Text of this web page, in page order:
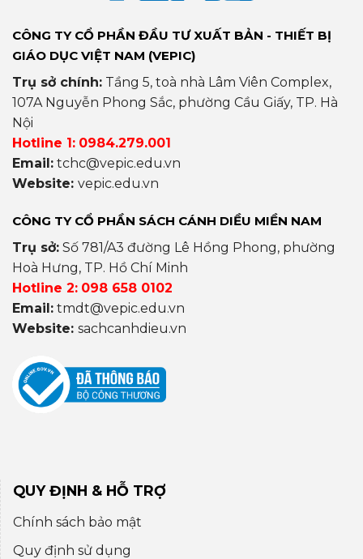
CÔNG TY CỔ PHẦN ĐẦU TƯ XUẤT BẢN - THIẾT BỊ
GIÁO DỤC VIỆT NAM (VEPIC)
Trụ sở chính: Tầng 5, toà nhà Lâm Viên Complex,
107A Nguyễn Phong Sắc, phường Cầu Giấy, TP. Hà
Nội
Hotline 1: 0984.279.001
Email: tchc@vepic.edu.vn
Website: vepic.edu.vn
CÔNG TY CỔ PHẦN SÁCH CÁNH DIỀU MIỀN NAM
Trụ sở: Số 781/A3 đường Lê Hồng Phong, phường
Hoà Hưng, TP. Hồ Chí Minh
Hotline 2: 098 658 0102
Email: tmdt@vepic.edu.vn
Website: sachcanhdieu.vn
QUY ĐỊNH & HỖ TRỢ
Chính sách bảo mật
Quy định sử dụng